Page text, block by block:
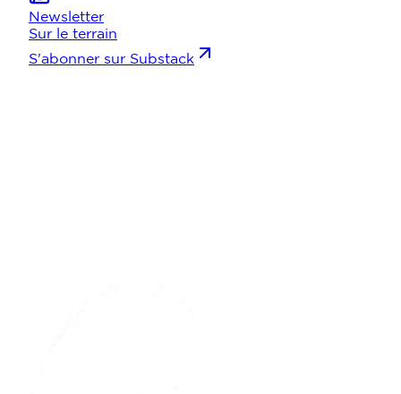
Newsletter
Sur le terrain
S'abonner sur Substack